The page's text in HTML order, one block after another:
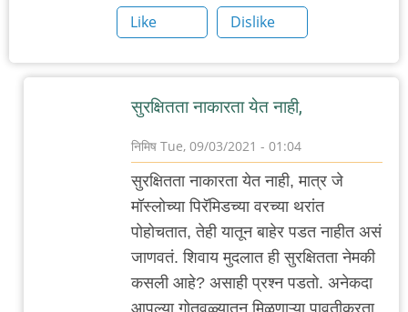
Like
Dislike
सुरक्षितता नाकारता येत नाही,
निमिष Tue, 09/03/2021 - 01:04
In
reply
to
You
Can't
सुरक्षितता नाकारता येत नाही, मात्र जे
मॉस्लोच्या पिरॅमिडच्या वरच्या थरांत
पोहोचतात, तेही यातून बाहेर पडत नाहीत असं
जाणवतं. शिवाय मुदलात ही सुरक्षितता नेमकी
कसली आहे? असाही प्रश्न पडतो. अनेकदा
आपल्या गोतवळ्यातून मिळणाऱ्या पावतीकरता